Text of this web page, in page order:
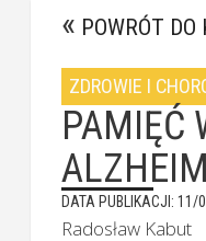
POWRÓT DO
ZDROWIE I
PAMIĘĆ
DATA PUBLIKACJI: 11/
Radosław Kabut